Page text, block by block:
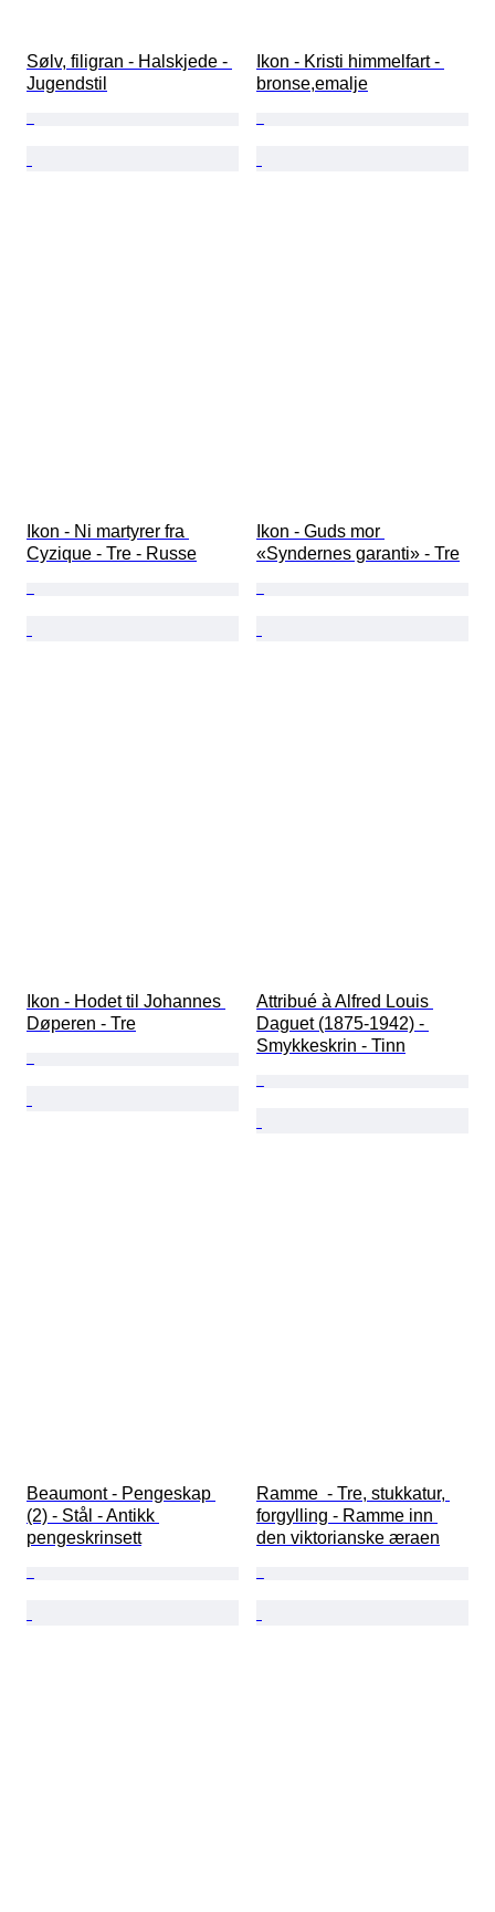
Sølv, filigran - Halskjede -
Jugendstil
Ikon - Kristi himmelfart -
bronse,emalje
Ikon - Ni martyrer fra
Cyzique - Tre - Russe
Ikon - Guds mor
«Syndernes garanti» - Tre
Ikon - Hodet til Johannes
Døperen - Tre
Attribué à Alfred Louis
Daguet (1875-1942) -
Smykkeskrin - Tinn
Beaumont - Pengeskap
(2) - Stål - Antikk
pengeskrinsett
Ramme  - Tre, stukkatur,
forgylling - Ramme inn
den viktorianske æraen